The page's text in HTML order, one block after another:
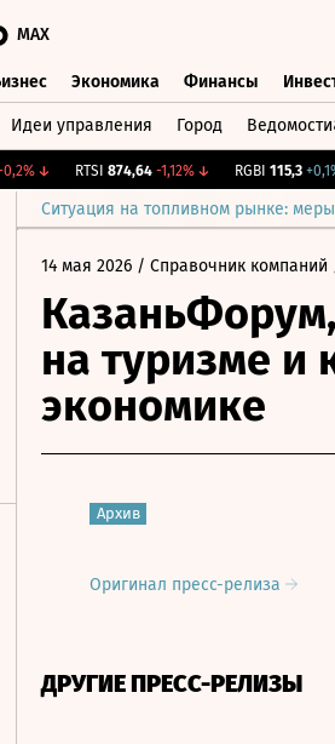
MAX
Экономика Финансы
Идеи управления Город
↓ RTSI 874,64 -1,12%↓ RGBI 115,3 +0,1%↑
Ситуация на топливном рынке:
14 мая 2026 / Справочник компаний
на туризме и
экономике
Архив
Оригинал пресс-релиза
ДРУГИЕ ПРЕСС-РЕЛИЗЫ